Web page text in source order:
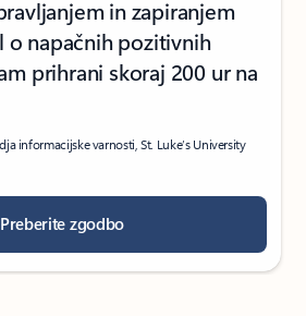
in zapiranjem
napačnih pozitivnih
prihrani skoraj 200 ur na
informacijske varnosti, St. Luke’s University
Preberite zgodbo